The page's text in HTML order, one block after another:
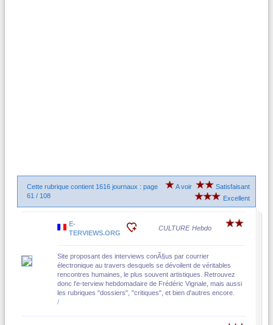
Cette rubrique contient 1616 journaux : page
61 / 108
A voir
Satisfaisant
Excellent
E-
TERVIEWS.ORG
CULTURE Hebdo
Site proposant des interviews conÃ§us par courrier
électronique au travers desquels se dévoilent de véritables
rencontres humaines, le plus souvent artistiques. Retrouvez
donc l'e-terview hebdomadaire de Frédéric Vignale, mais aussi
les rubriques "dossiers", "critiques", et bien d'autres encore.
/